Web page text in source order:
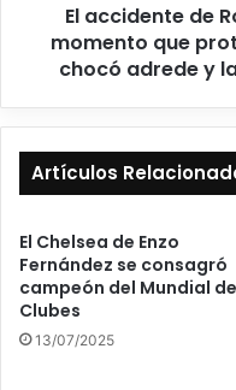
El accidente de
momento que
chocó adrede y
Artículos
El Chelsea de Enzo
Fernández se consagró
campeón del Mundial de
Clubes
13/07/2025